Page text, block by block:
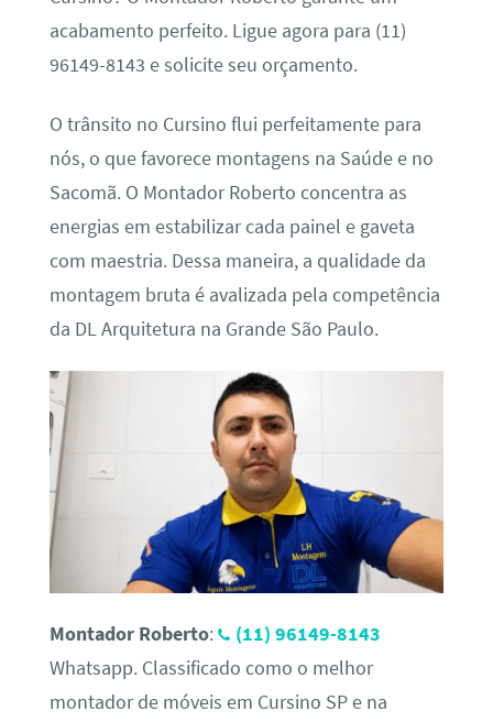
acabamento perfeito. Ligue agora para (11)
96149-8143 e solicite seu orçamento.
O trânsito no Cursino flui perfeitamente para
nós, o que favorece montagens na Saúde e no
Sacomã. O Montador Roberto concentra as
energias em estabilizar cada painel e gaveta
com maestria. Dessa maneira, a qualidade da
montagem bruta é avalizada pela competência
da DL Arquitetura na Grande São Paulo.
Montador Roberto:
(11) 96149-8143
Whatsapp. Classificado como o melhor
montador de móveis em Cursino SP e na